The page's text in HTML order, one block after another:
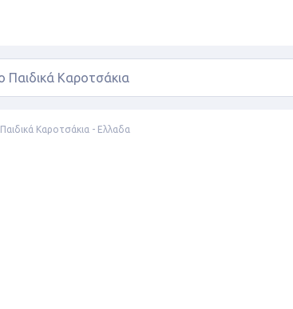
Παιδικά Καροτσάκια - Ελλαδα